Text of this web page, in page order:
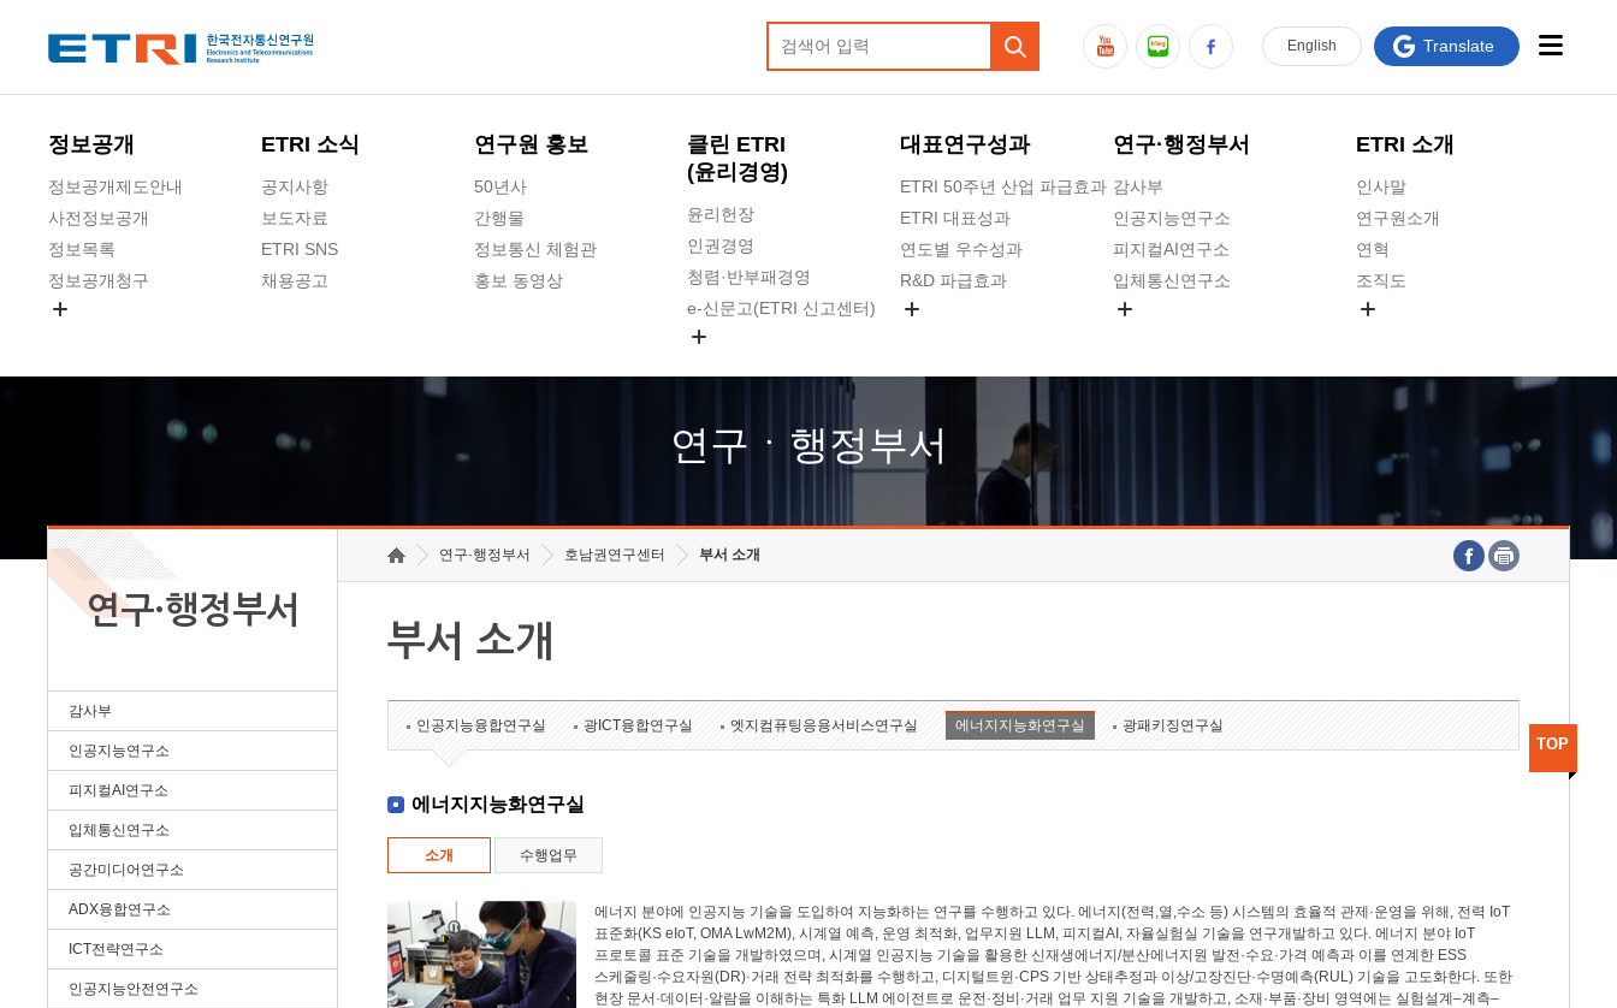
정보공개
정보공개제도안내
사전정보공개
정보목록
정보공개청구
ETRI 소식
공지사항
보도자료
ETRI SNS
채용공고
연구원 홍보
50년사
간행물
정보통신 체험관
홍보 동영상
클린 ETRI
(윤리경영)
윤리헌장
인권경영
청렴·반부패경영
e-신문고(ETRI 신고센터)
고객의소리
수의계약 현황
대표연구성과
ETRI 50주년 산업 파급효과
ETRI 대표성과
연도별 우수성과
R&D 파급효과
연구·행정부서
감사부
인공지능연구소
피지컬AI연구소
입체통신연구소
호남권연구본부
기획본부
ETRI 소개
인사말
연구원소개
연혁
조직도
연구원 고객헌장
주요업무연락처
English Translate
연구ㆍ행정부서
연구·행정부서
감사부
인공지능연구소
피지컬AI연구소
입체통신연구소
공간미디어연구소
ADX융합연구소
ICT전략연구소
인공지능안전연구소
연구·행정부서 호남권연구센터 부서 소개
부서 소개
인공지능융합연구실 광ICT융합연구실 엣지컴퓨팅응용서비스연구실 에너지지능화연구실 광패키징연구실
에너지지능화연구실
소개 수행업무
에너지 분야에 인공지능 기술을 도입하여 지능화하는 연구를 수행하고 있다. 에너지(전력,열,수소 등) 시스템의 효율적 관제·운영을 위해, 전력 IoT
표준화(KS eIoT, OMA LwM2M), 시계열 예측, 운영 최적화, 업무지원 LLM, 피지컬AI, 자율실험실 기술을 연구개발하고 있다. 에너지 분야 IoT
프로토콜 표준 기술을 개발하였으며, 시계열 인공지능 기술을 활용한 신재생에너지/분산에너지원 발전·수요·가격 예측과 이를 연계한 ESS
스케줄링·수요자원(DR)·거래 전략 최적화를 수행하고, 디지털트윈·CPS 기반 상태추정과 이상/고장진단·수명예측(RUL) 기술을 고도화한다. 또한
현장 문서·데이터·알람을 이해하는 특화 LLM 에이전트로 운전·정비·거래 업무 지원 기술을 개발하고, 소재·부품·장비 영역에는 실험설계–계측–
TOP